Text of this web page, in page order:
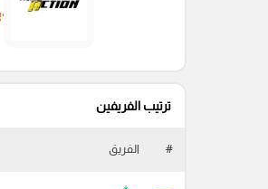
ترتيب الفريفين
# الفريق